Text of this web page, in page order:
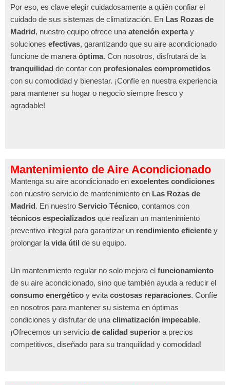
Por eso, es clave elegir cuidadosamente a quién confiar el
cuidado de sus sistemas de climatización. En Las Rozas de
Madrid , nuestro equipo ofrece unaatención expertay
soluciones efectivas, garantizando que su aire acondicionado
funcione de maneraóptima. Con nosotros, disfrutará de la
tranquilidad de contar con profesionales comprometidos
con su comodidad y bienestar. ¡Confíe en nuestra experiencia
para mantener su hogar o negocio siempre fresco y
agradable!
Mantenimiento de Aire Acondicionado
Mantenga su aire acondicionado en excelentes condiciones
con nuestro servicio de mantenimiento en Las Rozas de
Madrid . En nuestro Servicio Técnico, contamos con
técnicos especializados que realizan un mantenimiento
preventivo integral para garantizar un rendimiento eficiente y
prolongar lavida útil de su equipo.
Un mantenimiento regular no solo mejora el funcionamiento
de su aire acondicionado, sino que también ayuda a reducir el
consumo energético y evitacostosas reparaciones. Confíe
en nosotros para mantener su sistema en óptimas
condiciones y disfrutar de unaclimatización impecable.
¡Ofrecemos un servicio de calidad superior a precios
competitivos, diseñado para su tranquilidad y comodidad!